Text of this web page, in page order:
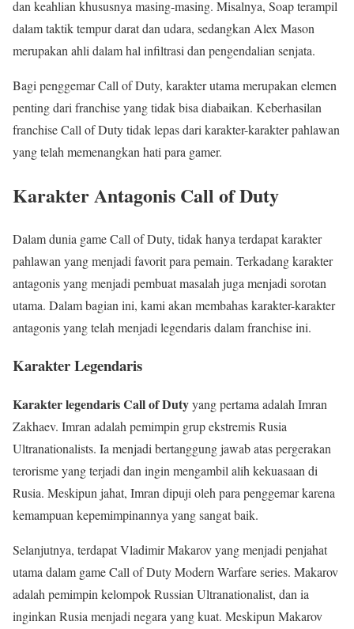
dan keahlian khususnya masing-masing. Misalnya, Soap terampil
dalam taktik tempur darat dan udara, sedangkan Alex Mason
merupakan ahli dalam hal infiltrasi dan pengendalian senjata.
Bagi penggemar Call of Duty, karakter utama merupakan elemen
penting dari franchise yang tidak bisa diabaikan. Keberhasilan
franchise Call of Duty tidak lepas dari karakter-karakter pahlawan
yang telah memenangkan hati para gamer.
Karakter Antagonis Call of Duty
Dalam dunia game Call of Duty, tidak hanya terdapat karakter
pahlawan yang menjadi favorit para pemain. Terkadang karakter
antagonis yang menjadi pembuat masalah juga menjadi sorotan
utama. Dalam bagian ini, kami akan membahas karakter-karakter
antagonis yang telah menjadi legendaris dalam franchise ini.
Karakter Legendaris
Karakter legendaris Call of Dutyyang pertama adalah Imran
Zakhaev. Imran adalah pemimpin grup ekstremis Rusia
Ultranationalists. Ia menjadi bertanggung jawab atas pergerakan
terorisme yang terjadi dan ingin mengambil alih kekuasaan di
Rusia. Meskipun jahat, Imran dipuji oleh para penggemar karena
kemampuan kepemimpinannya yang sangat baik.
Selanjutnya, terdapat Vladimir Makarov yang menjadi penjahat
utama dalam game Call of Duty Modern Warfare series. Makarov
adalah pemimpin kelompok Russian Ultranationalist, dan ia
inginkan Rusia menjadi negara yang kuat. Meskipun Makarov